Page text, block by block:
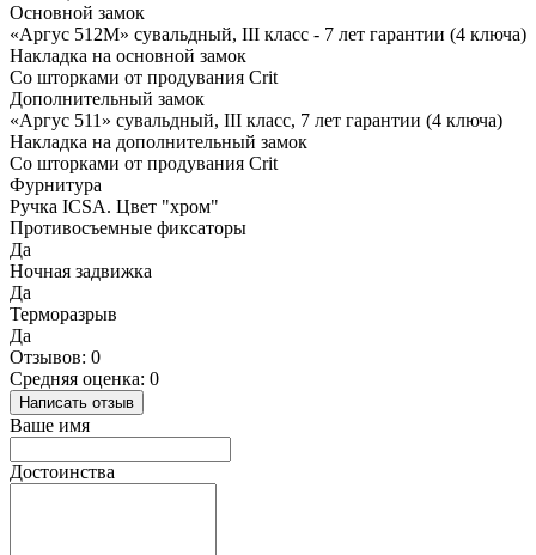
Основной замок
«Аргус 512М» сувальдный, III класс - 7 лет гарантии (4 ключа)
Накладка на основной замок
Cо шторками от продувания Crit
Дополнительный замок
«Аргус 511» сувальдный, III класс, 7 лет гарантии (4 ключа)
Накладка на дополнительный замок
Cо шторками от продувания Crit
Фурнитура
Ручка ICSA. Цвет "хром"
Противосъемные фиксаторы
Да
Ночная задвижка
Да
Терморазрыв
Да
Отзывов: 0
Средняя оценка: 0
Написать отзыв
Ваше имя
Достоинства